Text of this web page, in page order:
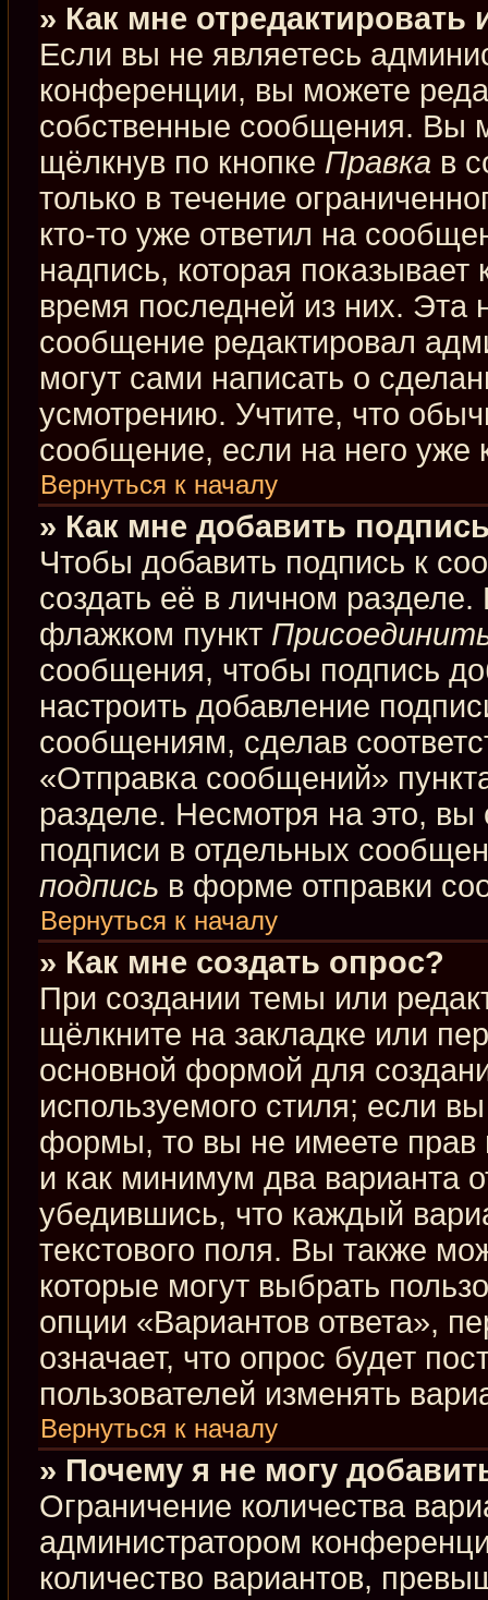
» Как мне
Если вы не являетесь
конференции, вы можете
собственные сообщения. Вы
щёлкнув по кнопке Правка в
только в течение
кто-то уже ответил на
надпись, которая показывает
время последней из них. Эта
сообщение редактировал
могут сами написать о
усмотрению. Учтите, что
сообщение, если на него уже
Вернуться к началу
» Как мне добавить
Чтобы добавить подпись к
создать её в личном
флажком пункт
сообщения, чтобы подпись
настроить добавление
сообщениям, сделав
«Отправка сообщений»
разделе. Несмотря на это,
подписи в отдельных
подпись в форме отправки
Вернуться к началу
» Как мне создать опрос?
При создании темы или
щёлкните на закладке или
основной формой для
используемого стиля; если
формы, то вы не имеете прав
и как минимум два варианта
убедившись, что каждый
текстового поля. Вы также
которые могут выбрать
опции «Вариантов ответа»,
означает, что опрос будет
пользователей изменять
Вернуться к началу
» Почему я не могу
Ограничение количества
администратором
количество вариантов,